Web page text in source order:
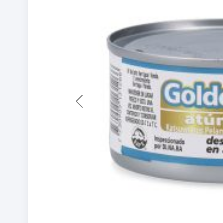
Previous